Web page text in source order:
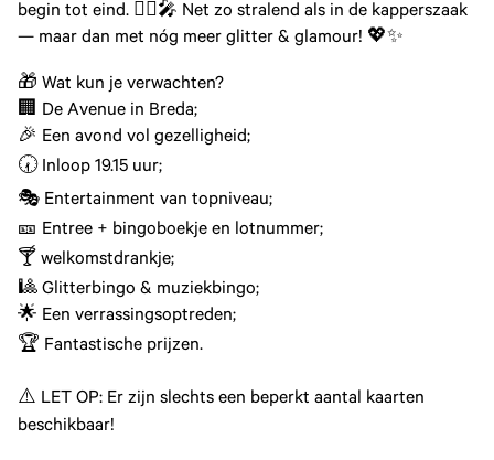
begin tot eind. 💇‍♂️🎤 Net zo stralend als in de kapperszaak
— maar dan met nóg meer glitter & glamour! 💖✨
🎁 Wat kun je verwachten?
🏢 De Avenue in Breda;
🎉 Een avond vol gezelligheid;
🕢 Inloop 19.15 uur;
🎭 Entertainment van topniveau;
🎫 Entree + bingoboekje en lotnummer;
🍸 welkomstdrankje;
🎱 Glitterbingo & muziekbingo;
🌟 Een verrassingsoptreden;
🏆 Fantastische prijzen.
⚠️ LET OP: Er zijn slechts een beperkt aantal kaarten
beschikbaar!